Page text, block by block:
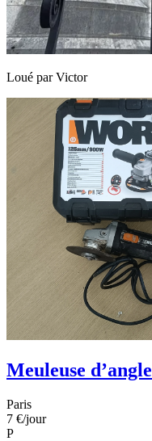
Loué parVictor
Meuleuse
Paris
7 €/jour
P